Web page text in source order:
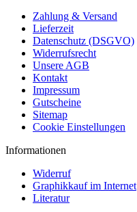
Zahlung & Versand
Lieferzeit
Datenschutz (DSGVO)
Widerrufsrecht
Unsere AGB
Kontakt
Impressum
Gutscheine
Sitemap
Cookie Einstellungen
Informationen
Widerruf
Graphikkauf im Internet
Literatur